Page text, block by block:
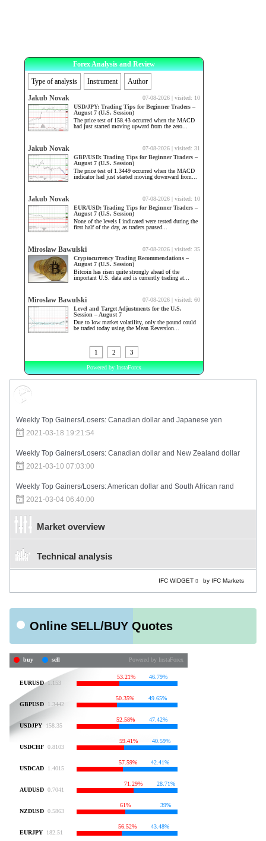
Weekly Top Gainers/Losers: Canadian dollar and Japanese yen
2021-03-18 19:21:54
Weekly Top Gainers/Losers: Canadian dollar and New Zealand dollar
2021-03-10 07:03:00
Weekly Top Gainers/Losers: American dollar and South African rand
2021-03-04 06:40:00
Market overview
Technical analysis
IFC WIDGET by IFC Markets
Online SELL/BUY Quotes